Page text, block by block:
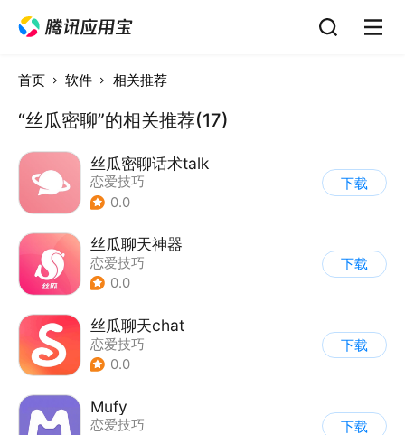
首页 软件 相关推荐
“丝瓜密聊”的相关推荐(17)
丝瓜密聊话术talk
恋爱技巧
0.0
下载
丝瓜聊天神器
恋爱技巧
0.0
下载
丝瓜聊天chat
恋爱技巧
0.0
下载
Mufy
恋爱技巧
下载